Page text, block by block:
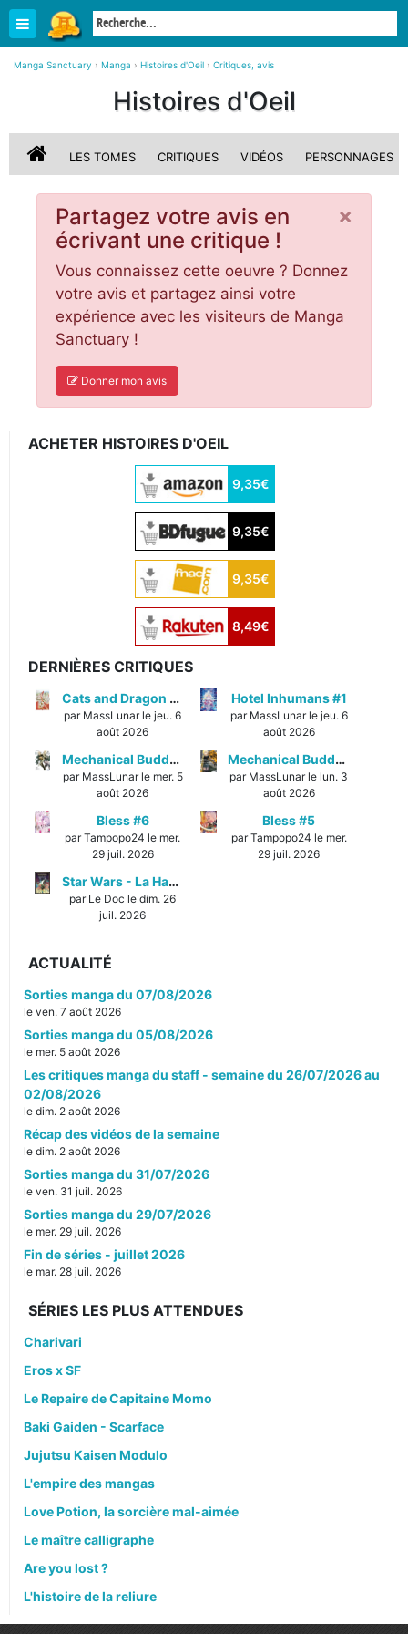
Manga Sanctuary › Manga › Histoires d'Oeil › Critiques, avis
Histoires d'Oeil
LES TOMES CRITIQUES VIDÉOS PERSONNAGES
×
Partagez votre avis en
écrivant une critique !
Vous connaissez cette oeuvre ? Donnez
votre avis et partagez ainsi votre
expérience avec les visiteurs de Manga
Sanctuary !
Donner mon avis
ACHETER HISTOIRES D'OEIL
9,35€
9,35€
9,35€
8,49€
DERNIÈRES CRITIQUES
Cats and Dragon #3
par MassLunar le jeu. 6
août 2026
Hotel Inhumans #1
par MassLunar le jeu. 6
août 2026
Mechanical Buddy Universe #1
par MassLunar le mer. 5
août 2026
Mechanical Buddy Universe #0
par MassLunar le lun. 3
août 2026
Bless #6
par Tampopo24 le mer.
29 juil. 2026
Bless #5
par Tampopo24 le mer.
29 juil. 2026
Star Wars - La Haute République - Un équilibre fragile
par Le Doc le dim. 26
juil. 2026
ACTUALITÉ
Sorties manga du 07/08/2026
le ven. 7 août 2026
Sorties manga du 05/08/2026
le mer. 5 août 2026
Les critiques manga du staff - semaine du 26/07/2026 au
02/08/2026
le dim. 2 août 2026
Récap des vidéos de la semaine
le dim. 2 août 2026
Sorties manga du 31/07/2026
le ven. 31 juil. 2026
Sorties manga du 29/07/2026
le mer. 29 juil. 2026
Fin de séries - juillet 2026
le mar. 28 juil. 2026
SÉRIES LES PLUS ATTENDUES
Charivari
Eros x SF
Le Repaire de Capitaine Momo
Baki Gaiden - Scarface
Jujutsu Kaisen Modulo
L'empire des mangas
Love Potion, la sorcière mal-aimée
Le maître calligraphe
Are you lost ?
L'histoire de la reliure